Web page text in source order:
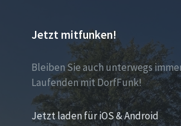
Jetzt mitfunken!
Bleiben Sie auch unterwegs
Laufenden mit DorfFunk!
Jetzt laden für iOS & Android